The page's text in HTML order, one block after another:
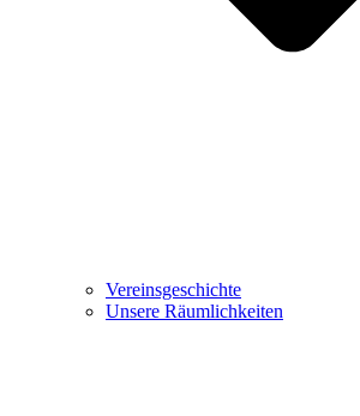
Vereinsgeschichte
Unsere Räumlichkeiten